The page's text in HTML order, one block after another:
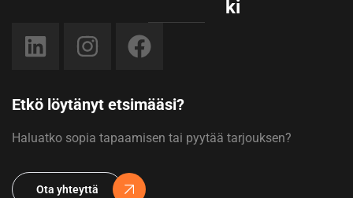
ki
Etkö löytänyt etsimääsi?
Haluatko sopia tapaamisen tai pyytää tarjouksen?
Ota yhteyttä